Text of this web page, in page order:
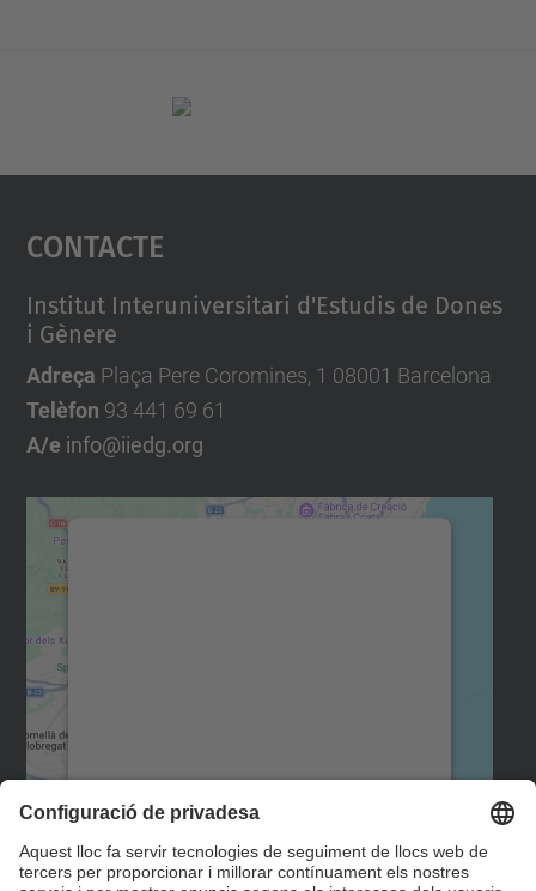
Contacte
Institut Interuniversitari d'Estudis de Dones
i Gènere
Adreça Plaça Pere Coromines, 1 08001 Barcelona
Telèfon 93 441 69 61
A/e info@iiedg.org
Més Informació
Accepta